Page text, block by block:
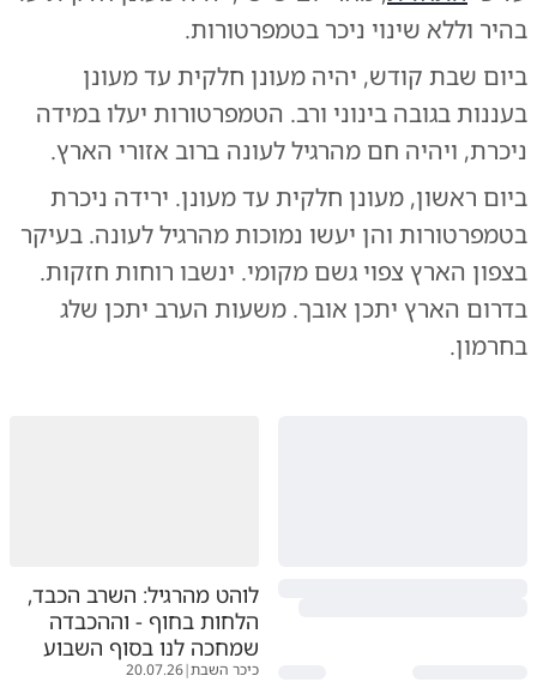
בהיר וללא שינוי ניכר בטמפרטורות.
ביום שבת קודש, יהיה מעונן חלקית עד מעונן
בעננות בגובה בינוני ורב. הטמפרטורות יעלו במידה
ניכרת, ויהיה חם מהרגיל לעונה ברוב אזורי הארץ.
ביום ראשון, מעונן חלקית עד מעונן. ירידה ניכרת
בטמפרטורות והן יעשו נמוכות מהרגיל לעונה. בעיקר
בצפון הארץ צפוי גשם מקומי. ינשבו רוחות חזקות.
בדרום הארץ יתכן אובך. משעות הערב יתכן שלג
בחרמון.
לוהט מהרגיל: השרב הכבד,
הלחות בחוף - וההכבדה
שמחכה לנו בסוף השבוע
כיכר השבת|
20.07.26